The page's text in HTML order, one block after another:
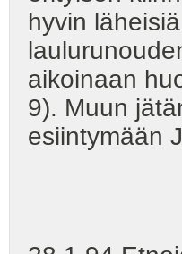
hyvin
aikoinaan
9). Muun
esiintymään